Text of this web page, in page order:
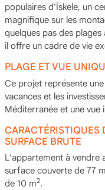
populaires d'İskele, un
magnifique sur les
quelques pas des
il offre un cadre de vie
PLAGE ET VUE
Ce projet représente
vacances et les
Méditerranée et une vue
CARACTÉRISTIQUES
SURFACE BRUTE
L'appartement à vendre
surface couverte de 77 m
de 10 m2.